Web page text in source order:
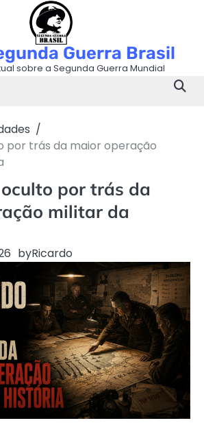
Guerra Brasil
sobre a Segunda Guerra Mundial
por trás da maior operação
por trás da
militar da
byRicardo